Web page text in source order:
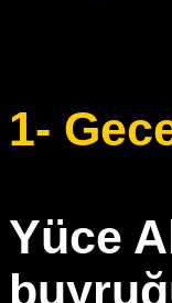
1-
Yüce